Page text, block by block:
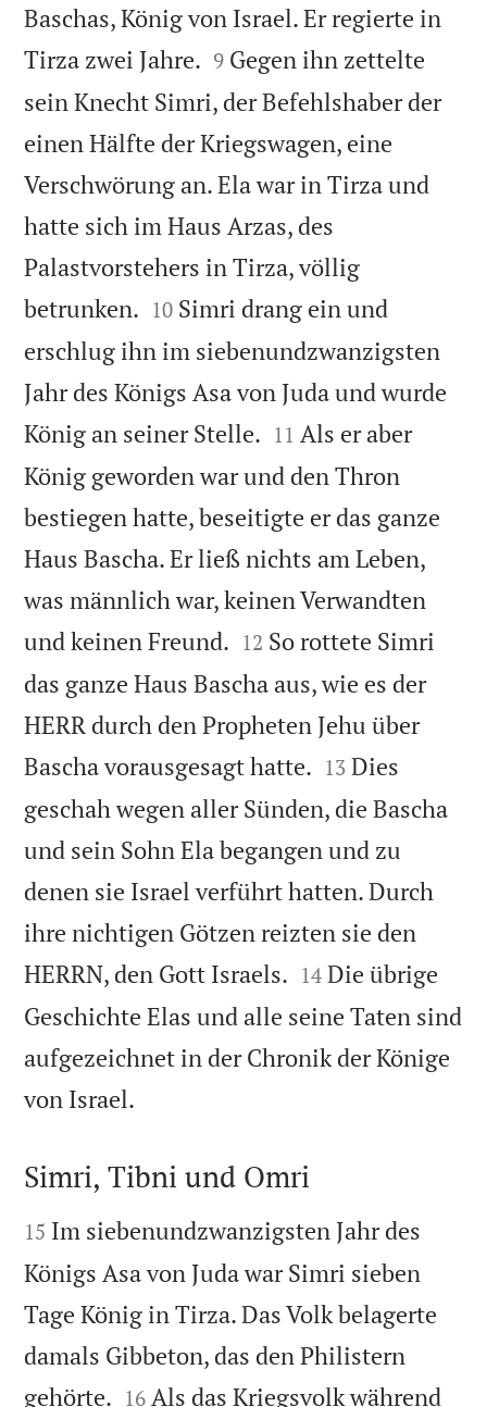
Baschas, König von Israel. Er regierte in
Tirza zwei Jahre. 

9 Gegen ihn zettelte
sein Knecht Simri, der Befehlshaber der
einen Hälfte der Kriegswagen, eine
Verschwörung an. Ela war in Tirza und
hatte sich im Haus Arzas, des
Palastvorstehers in Tirza, völlig
betrunken. 

10 Simri drang ein und
erschlug ihn im siebenundzwanzigsten
Jahr des Königs Asa von Juda und wurde
König an seiner Stelle. 

11 Als er aber
König geworden war und den Thron
bestiegen hatte, beseitigte er das ganze
Haus Bascha. Er ließ nichts am Leben,
was männlich war, keinen Verwandten
und keinen Freund. 

12 So rottete Simri
das ganze Haus Bascha aus, wie es der
HERR durch den Propheten Jehu über
Bascha vorausgesagt hatte. 

13 Dies
geschah wegen aller Sünden, die Bascha
und sein Sohn Ela begangen und zu
denen sie Israel verführt hatten. Durch
ihre nichtigen Götzen reizten sie den
HERRN, den Gott Israels. 

14 Die übrige
Geschichte Elas und alle seine Taten sind
aufgezeichnet in der Chronik der Könige
von Israel.

Simri, Tibni und Omri

15 Im siebenundzwanzigsten Jahr des
Königs Asa von Juda war Simri sieben
Tage König in Tirza. Das Volk belagerte
damals Gibbeton, das den Philistern
gehörte. 

16 Als das Kriegsvolk während